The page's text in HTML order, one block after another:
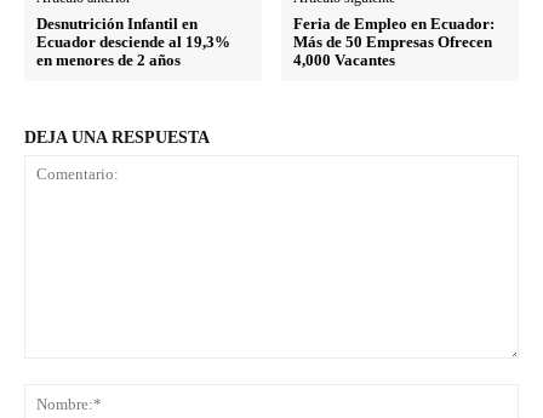
Desnutrición Infantil en
Ecuador desciende al 19,3%
en menores de 2 años
Feria de Empleo en Ecuador:
Más de 50 Empresas Ofrecen
4,000 Vacantes
DEJA UNA RESPUESTA